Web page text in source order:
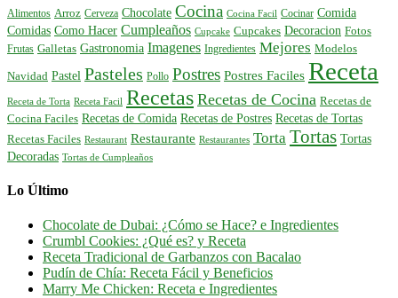
Alimentos Arroz Cerveza Chocolate Cocina Cocina Facil Cocinar Comida
Comidas Como Hacer Cumpleaños Cupcake Cupcakes Decoracion Fotos
Frutas Galletas Gastronomia Imagenes Ingredientes Mejores Modelos
Navidad Pastel Pasteles Pollo Postres Postres Faciles Receta
Receta de Torta Receta Facil Recetas Recetas de Cocina Recetas de
Cocina Faciles Recetas de Comida Recetas de Postres Recetas de Tortas
Recetas Faciles Restaurant Restaurante Restaurantes Torta Tortas Tortas
Decoradas Tortas de Cumpleaños
Lo Último
Chocolate de Dubai: ¿Cómo se Hace? e Ingredientes
Crumbl Cookies: ¿Qué es? y Receta
Receta Tradicional de Garbanzos con Bacalao
Pudín de Chía: Receta Fácil y Beneficios
Marry Me Chicken: Receta e Ingredientes